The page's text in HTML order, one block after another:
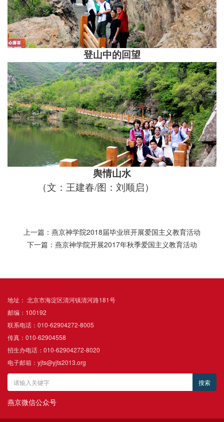
登山中的回望
舆情山水
（文：王建春/图：刘顺启）
上一篇：燕京神学院2018届毕业班开展爱国主义教育活动
下一篇：燕京神学院开展2017年秋季爱国主义教育活动
地址： 北京市海淀区清河镇清河路181号
邮编：100192
联系电话：010-62904272-8005
传真：010-62904558
招生办电话：010-62904272-8020
电子邮箱：yjts@yjts2013.org
燕京微信公众号